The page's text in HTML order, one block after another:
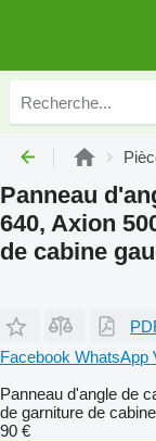
Panneau
640, Axion
de cabine
Facebook WhatsApp
Panneau d'angle de
de garniture de
90 €